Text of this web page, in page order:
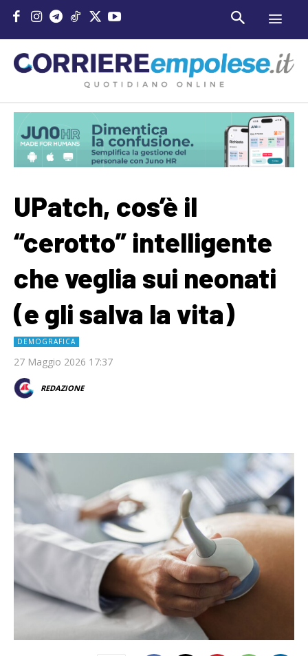
UPatch, cos’è il
“cerotto” intelligente
che veglia sui neonati
(e gli salva la vita)
DEMOGRAFICA
27 Maggio 2026 17:37
REDAZIONE